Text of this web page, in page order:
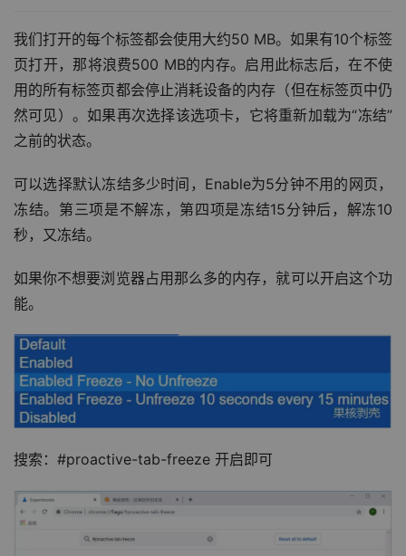
我们打开的每个标签都会使用大约50 MB。如果有10个标签
页打开，那将浪费500 MB的内存。启用此标志后，在不使
用的所有标签页都会停止消耗设备的内存（但在标签页中仍
然可见）。如果再次选择该选项卡，它将重新加载为“冻结”
之前的状态。
可以选择默认冻结多少时间，Enable为5分钟不用的网页，
冻结。第三项是不解冻，第四项是冻结15分钟后，解冻10
秒，又冻结。
如果你不想要浏览器占用那么多的内存，就可以开启这个功
能。
搜索：#proactive-tab-freeze 开启即可